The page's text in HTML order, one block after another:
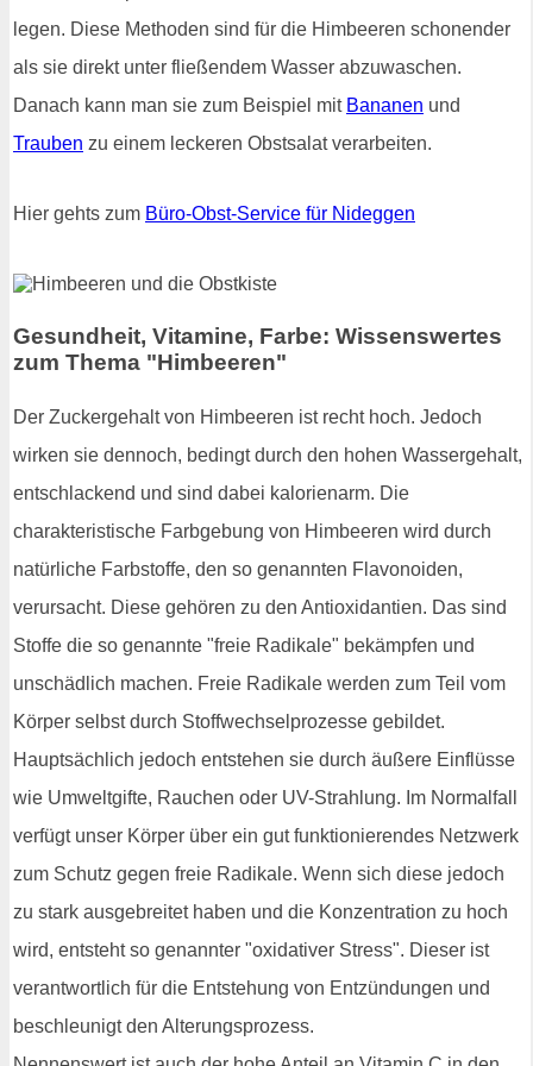
legen. Diese Methoden sind für die Himbeeren schonender
als sie direkt unter fließendem Wasser abzuwaschen.
Danach kann man sie zum Beispiel mit Bananen und
Trauben zu einem leckeren Obstsalat verarbeiten.
Hier gehts zum Büro-Obst-Service für Nideggen
Gesundheit, Vitamine, Farbe: Wissenswertes
zum Thema "Himbeeren"
Der Zuckergehalt von Himbeeren ist recht hoch. Jedoch
wirken sie dennoch, bedingt durch den hohen Wassergehalt,
entschlackend und sind dabei kalorienarm. Die
charakteristische Farbgebung von Himbeeren wird durch
natürliche Farbstoffe, den so genannten Flavonoiden,
verursacht. Diese gehören zu den Antioxidantien. Das sind
Stoffe die so genannte "freie Radikale" bekämpfen und
unschädlich machen. Freie Radikale werden zum Teil vom
Körper selbst durch Stoffwechselprozesse gebildet.
Hauptsächlich jedoch entstehen sie durch äußere Einflüsse
wie Umweltgifte, Rauchen oder UV-Strahlung. Im Normalfall
verfügt unser Körper über ein gut funktionierendes Netzwerk
zum Schutz gegen freie Radikale. Wenn sich diese jedoch
zu stark ausgebreitet haben und die Konzentration zu hoch
wird, entsteht so genannter "oxidativer Stress". Dieser ist
verantwortlich für die Entstehung von Entzündungen und
beschleunigt den Alterungsprozess.